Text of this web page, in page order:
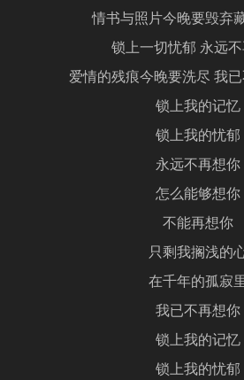
情书与照片今晚要毁弃
锁上一切忧郁 永远
爱情的残痕今晚要洗尽 我
锁上我的记忆
锁上我的忧郁
永远不再想你
怎么能够想你
不能再想你
只剩我搁浅的
在千年的孤寂
我已不再想你
锁上我的记忆
锁上我的忧郁